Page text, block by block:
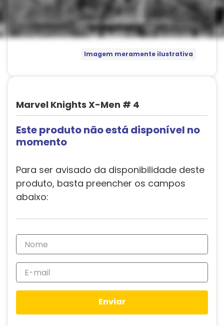
Imagem meramente ilustrativa
Marvel Knights X-Men # 4
Este produto não está disponível no
momento
Para ser avisado da disponibilidade deste
produto, basta preencher os campos
abaixo:
Enviar